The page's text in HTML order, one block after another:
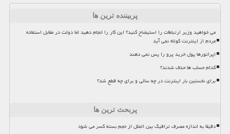
پربیننده ترین ها
می خواهید وزیر ارتباطات را استیضاح کنید؟ این کار را انجام دهید اما دولت در مقابل استفاده
مردم از اینترنت کوتاه نمی آید
اپراتورها پول خرید پرو را پس نمی دهند
کدام حساب ها حذف شدند؟
برای نخستین بار اینترنت در چه سالی و برای چه قطع شد؟
پربحث ترین ها
دقیقا به اندازه مصرف ترافیک بین الملل از حجم بسته کسر می شود